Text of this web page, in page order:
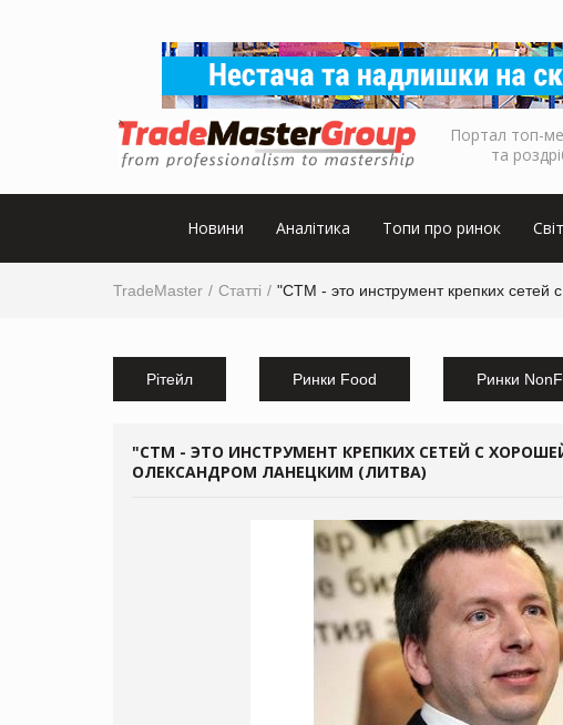
Портал топ-
та
Новини Аналітика Топи про ринок
TradeMaster Статті "СТМ - это инструмент крепких
Рітейл Ринки Food Ринки
"СТМ - ЭТО ИНСТРУМЕНТ КРЕПКИХ СЕТЕЙ С
ОЛЕКСАНДРОМ ЛАНЕЦКИМ (ЛИТВА)